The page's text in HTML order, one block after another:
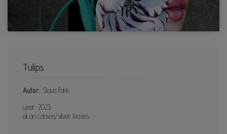
Tulips
Autor: Slava Fokk
year: 2023
oil on canvas/silver leaves